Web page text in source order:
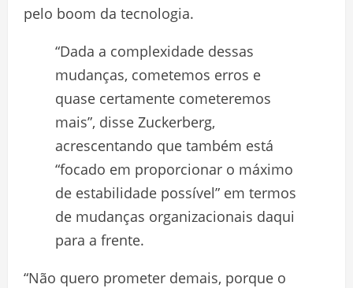
pelo boom da tecnologia.
“Dada a complexidade dessas
mudanças, cometemos erros e
quase certamente cometeremos
mais”, disse Zuckerberg,
acrescentando que também está
“focado em proporcionar o máximo
de estabilidade possível” em termos
de mudanças organizacionais daqui
para a frente.
“Não quero prometer demais, porque o